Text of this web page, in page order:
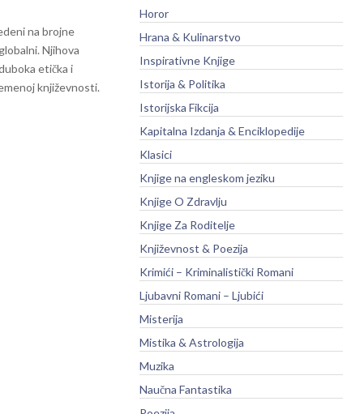
na brojne
Njihova
etička i
književnosti.
Horor
Hrana & Kulinarstvo
Inspirativne Knjige
Istorija & Politika
Istorijska Fikcija
Kapitalna Izdanja & Enciklopedije
Klasici
Knjige na engleskom jeziku
Knjige O Zdravlju
Knjige Za Roditelje
Književnost & Poezija
Krimići – Kriminalistički Romani
Ljubavni Romani – Ljubići
Misterija
Mistika & Astrologija
Muzika
Naučna Fantastika